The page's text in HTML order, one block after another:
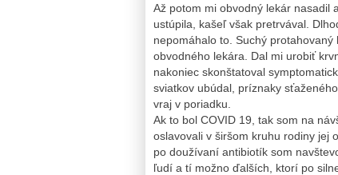
Až potom mi obvodný lekár nasadil
ustúpila, kašeľ však pretrvával.
nepomáhalo to. Suchý
obvodného lekára. Dal mi urobiť
nakoniec skonštatoval
sviatkov ubúdal, príznaky
vraj v poriadku.
Ak to bol COVID 19, tak som na
oslavovali v širšom kruhu rodiny jej
po doužívaní antibiotík som
ľudí a tí možno ďalších, ktorí po